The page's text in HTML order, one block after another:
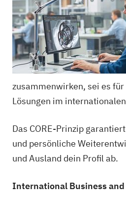
zusammenwirken, sei es
Lösungen im
Das CORE-Prinzip
und persönliche
und Ausland dein Profil ab.
International Business